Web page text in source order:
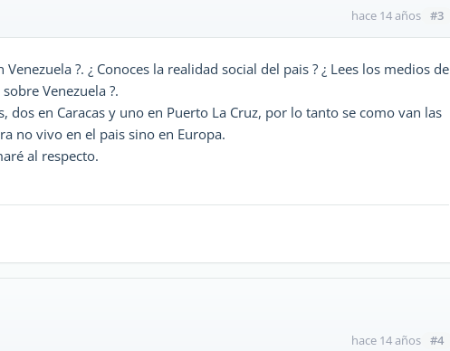
hace 14 años #3
?. ¿ Conoces la realidad social del pais ? ¿ Lees los medios de
Venezuela ?.
dos en Caracas y uno en Puerto La Cruz, por lo tanto se como van las
no vivo en el pais sino en Europa.
al respecto.
hace 14 años #4